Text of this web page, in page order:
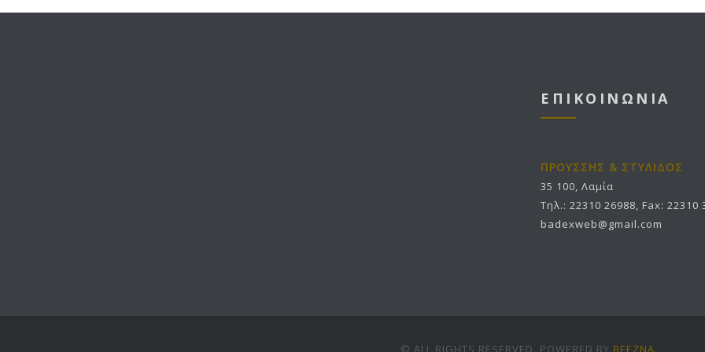
ΕΠΙΚΟΙΝΩΝΙΑ
ΠΡΟΥΣΣΗΣ & ΣΤΥΛΙΔΟΣ
35 100, Λαμία
Τηλ.: 22310 26988, Fax: 22310
badexweb@gmail.com
© ALL RIGHTS RESERVED. POWERED BY BEEZNA.